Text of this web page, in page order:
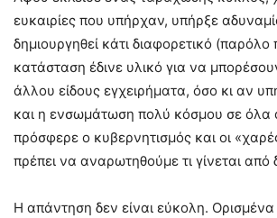
ευκαιρίες που υπήρχαν, υπήρξε
δημιουργηθεί κάτι διαφορετικό
κατάσταση έδινε υλικό για να
άλλου είδους εγχειρήματα, όσο κι αν
και η ενσωμάτωση πολύ κόσμου σε όλα
πρόσφερε ο κυβερνητισμός και οι
πρέπει να αναρωτηθούμε τι γίνεται από
Η απάντηση δεν είναι εύκολη.